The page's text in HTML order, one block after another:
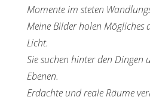
Momente im steten
Meine Bilder holen Mögliches
Licht.
Sie suchen hinter den Dingen
Ebenen.
Erdachte und reale Räume